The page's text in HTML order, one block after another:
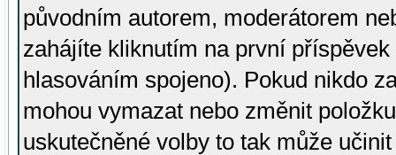
původním autorem, moderátorem
zahájíte kliknutím na první
hlasováním spojeno). Pokud nikdo
mohou vymazat nebo změnit
uskutečněné volby to tak může